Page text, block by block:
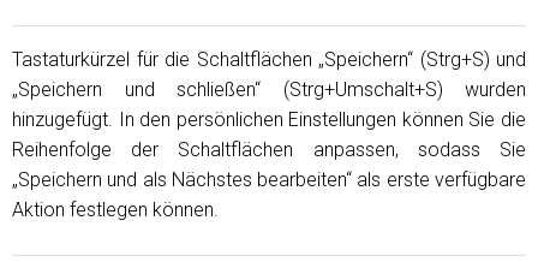
Tastaturkürzel für die Schaltflächen „Speichern“ (Strg+S) und
„Speichern und schließen“ (Strg+Umschalt+S) wurden
hinzugefügt. In den persönlichen Einstellungen können Sie die
Reihenfolge der Schaltflächen anpassen, sodass Sie
„Speichern und als Nächstes bearbeiten“ als erste verfügbare
Aktion festlegen können.